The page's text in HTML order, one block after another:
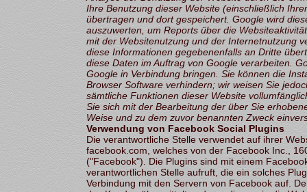
Ihre Benutzung dieser Website (einschließlich
übertragen und dort gespeichert. Google wird
auszuwerten, um Reports über die
mit der Websitenutzung und der Internetnutzung
diese Informationen gegebenenfalls an Dritte
diese Daten im Auftrag von Google verarbeiten.
Google in Verbindung bringen. Sie können die
Browser Software verhindern; wir weisen Sie
sämtliche Funktionen dieser Website
Sie sich mit der Bearbeitung der über Sie
Weise und zu dem zuvor benannten Zweck
Verwendung von Facebook Social Plugins
Die verantwortliche Stelle verwendet auf ihrer
facebook.com, welches von der Facebook Inc.,
("Facebook"). Die Plugins sind mit einem
verantwortlichen Stelle aufruft, die ein solches
Verbindung mit den Servern von Facebook auf.